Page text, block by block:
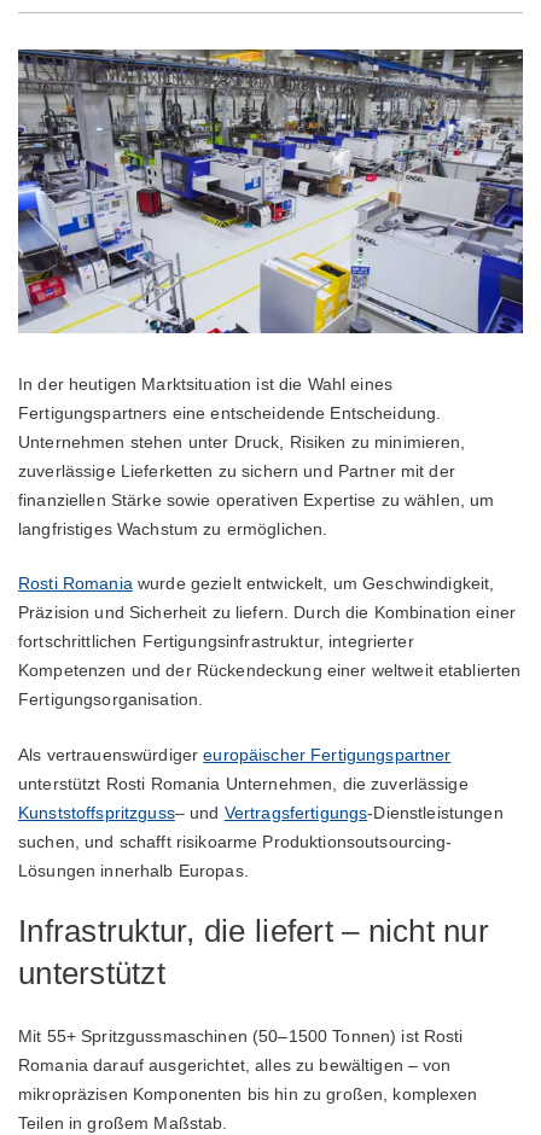
In der heutigen Marktsituation ist die Wahl eines
Fertigungspartners eine entscheidende Entscheidung.
Unternehmen stehen unter Druck, Risiken zu minimieren,
zuverlässige Lieferketten zu sichern und Partner mit der
finanziellen Stärke sowie operativen Expertise zu wählen, um
langfristiges Wachstum zu ermöglichen.
Rosti Romaniawurde gezielt entwickelt, um Geschwindigkeit,
Präzision und Sicherheit zu liefern. Durch die Kombination einer
fortschrittlichen Fertigungsinfrastruktur, integrierter
Kompetenzen und der Rückendeckung einer weltweit etablierten
Fertigungsorganisation.
Als vertrauenswürdigereuropäischer Fertigungspartner
unterstützt Rosti Romania Unternehmen, die zuverlässige
Kunststoffspritzguss– und Vertragsfertigungs-Dienstleistungen
suchen, und schafft risikoarme Produktionsoutsourcing-
Lösungen innerhalb Europas.
Infrastruktur, die liefert – nicht nur
unterstützt
Mit 55+ Spritzgussmaschinen (50–1500 Tonnen) ist Rosti
Romania darauf ausgerichtet, alles zu bewältigen – von
mikropräzisen Komponenten bis hin zu großen, komplexen
Teilen in großem Maßstab.